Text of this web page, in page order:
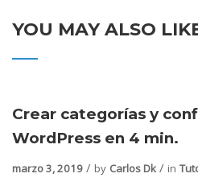
YOU MAY ALSO
Crear categorías y
WordPress en 4 min.
marzo 3, 2019 by Carlos Dk in